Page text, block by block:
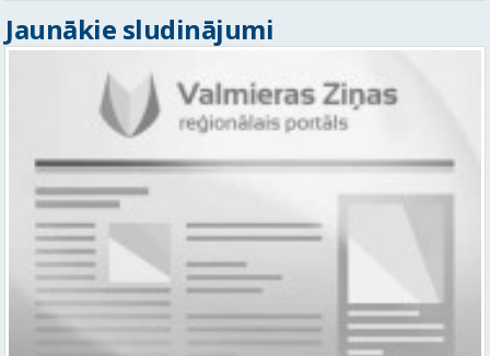
Jaunākie sludinājumi